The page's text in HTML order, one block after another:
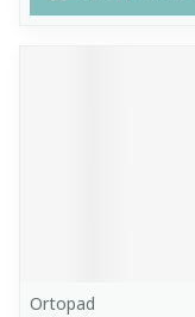
Ortopad